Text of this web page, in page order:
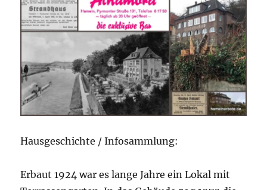
Hausgeschichte / Infosammlung:
Erbaut 1924 war es lange Jahre ein Lokal mit